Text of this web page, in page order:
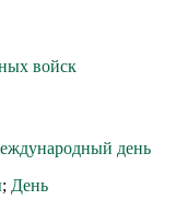
войск
день
; День